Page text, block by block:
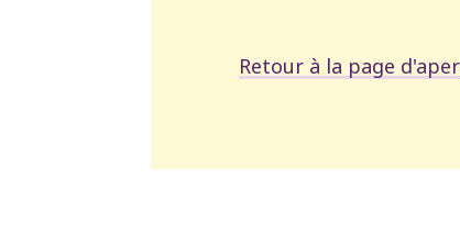
Retour à la page